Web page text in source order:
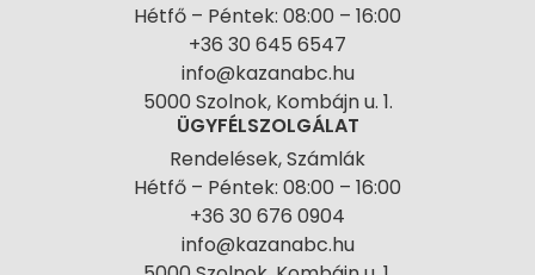
Hétfő – Péntek: 08:00 – 16:00
+36 30 645 6547
info@kazanabc.hu
5000 Szolnok, Kombájn u. 1.
ÜGYFÉLSZOLGÁLAT
Rendelések, Számlák
Hétfő – Péntek: 08:00 – 16:00
+36 30 676 0904
info@kazanabc.hu